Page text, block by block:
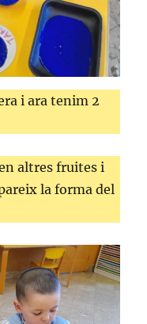
i ara tenim 2
altres fruites i
la forma del